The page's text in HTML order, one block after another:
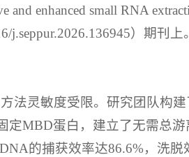
and enhanced small RNA
j.seppur.2026.136945）期刊上
法灵敏度受限。研究团队构建
定MBD蛋白，建立了无需总
的捕获效率达86.6%，洗脱